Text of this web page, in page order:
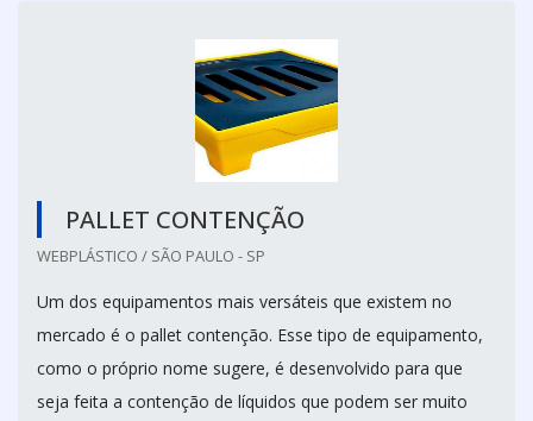
PALLET CONTENÇÃO
WEBPLÁSTICO / SÃO PAULO - SP
Um dos equipamentos mais versáteis que existem no
mercado é o pallet contenção. Esse tipo de equipamento,
como o próprio nome sugere, é desenvolvido para que
seja feita a contenção de líquidos que podem ser muito